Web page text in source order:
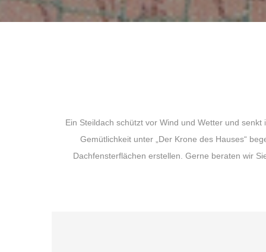
Ein Steildach schützt vor Wind und Wetter und
Gemütlichkeit unter „Der Krone des Hauses“
Dachfensterflächen erstellen. Gerne beraten wir